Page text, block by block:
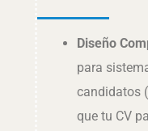
Diseño
para
candidatos
que tu CV